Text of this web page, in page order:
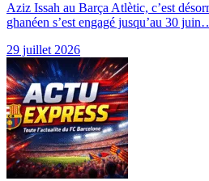
Aziz Issah au Barça Atlètic, c’est
ghanéen s’est engagé jusqu’au 30
29 juillet 2026